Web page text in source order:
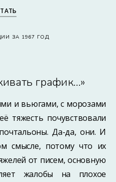
ЗА 1967 ГОД
график…»
и вьюгами, с морозами
тяжесть почувствовали
Да-да, они. И
смысле, потому что их
от писем, основную
жалобы на плохое